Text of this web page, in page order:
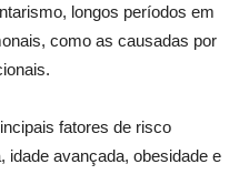
longos períodos em
como as causadas por
fatores de risco
idade avançada, obesidade e